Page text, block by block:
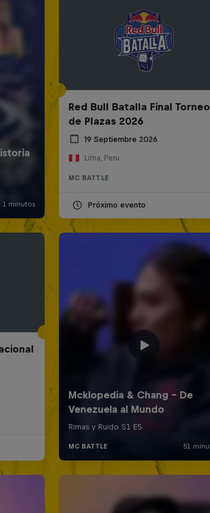
Red Bull Batalla Final Torneo
de Plazas 2026
19 Septiembre 2026
Lima, Peru
MC BATTLE
Próximo evento